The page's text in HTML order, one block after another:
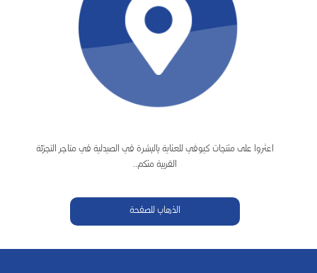
اعثروا على منتجات كيوڤي للعناية بالبشرة في الصيدلية في متاجر التجزئة
القريبة منكم..
الذهاب للصفحة